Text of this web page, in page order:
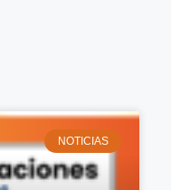
NOTICIAS